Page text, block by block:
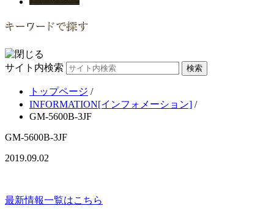
サイト内検索
トップページ /
INFORMATION[インフォメーション] /
GM-5600B-3JF
GM-5600B-3JF
2019.09.02
最新情報一覧はこちら